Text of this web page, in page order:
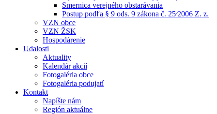
Smernica verejného obstarávania
Postup podľa § 9 ods. 9 zákona č. 25⁄2006 Z. z.
VZN obce
VZN ŽSK
Hospodárenie
Udalosti
Aktuality
Kalendár akcií
Fotogaléria obce
Fotogaléria podujatí
Kontakt
Napíšte nám
Región aktuálne